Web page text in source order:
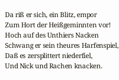
Da riß er sich, ein Blitz, empor
Zum Hort der Heißgeminnten vor!
Hoch auf des Unthiers Nacken
Schwang er sein theures Harfenspiel,
Daß es zersplittert niederfiel,
Und Nick und Rachen knacken.